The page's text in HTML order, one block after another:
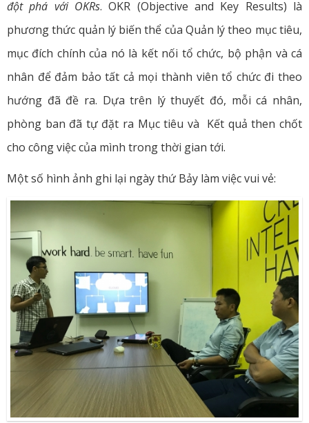
đột phá với OKRs. OKR (Objective and Key Results) là
phương thức quản lý biến thể của Quản lý theo mục tiêu,
mục đích chính của nó là kết nối tổ chức, bộ phận và cá
nhân để đảm bảo tất cả mọi thành viên tổ chức đi theo
hướng đã đề ra. Dựa trên lý thuyết đó, mỗi cá nhân,
phòng ban đã tự đặt ra Mục tiêu và Kết quả then chốt
cho công việc của mình trong thời gian tới.
Một số hình ảnh ghi lại ngày thứ Bảy làm việc vui vẻ: